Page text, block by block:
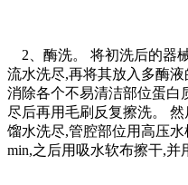
2、酶洗。 将初洗后的器
流水洗尽,再将其放入多酶
消除各个不易清洁部位蛋白
尽后再用毛刷反复擦洗。
馏水洗尽,管腔部位用高压
min,之后用吸水软布擦干,并